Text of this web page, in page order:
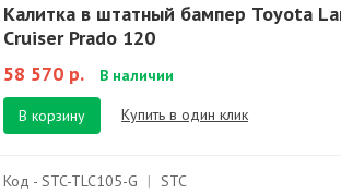
Калитка в штатный бампер Toyota
Cruiser Prado 120
58 570 р.
В наличии
В корзину Купить в один клик
Код - STC-TLC105-G | STC